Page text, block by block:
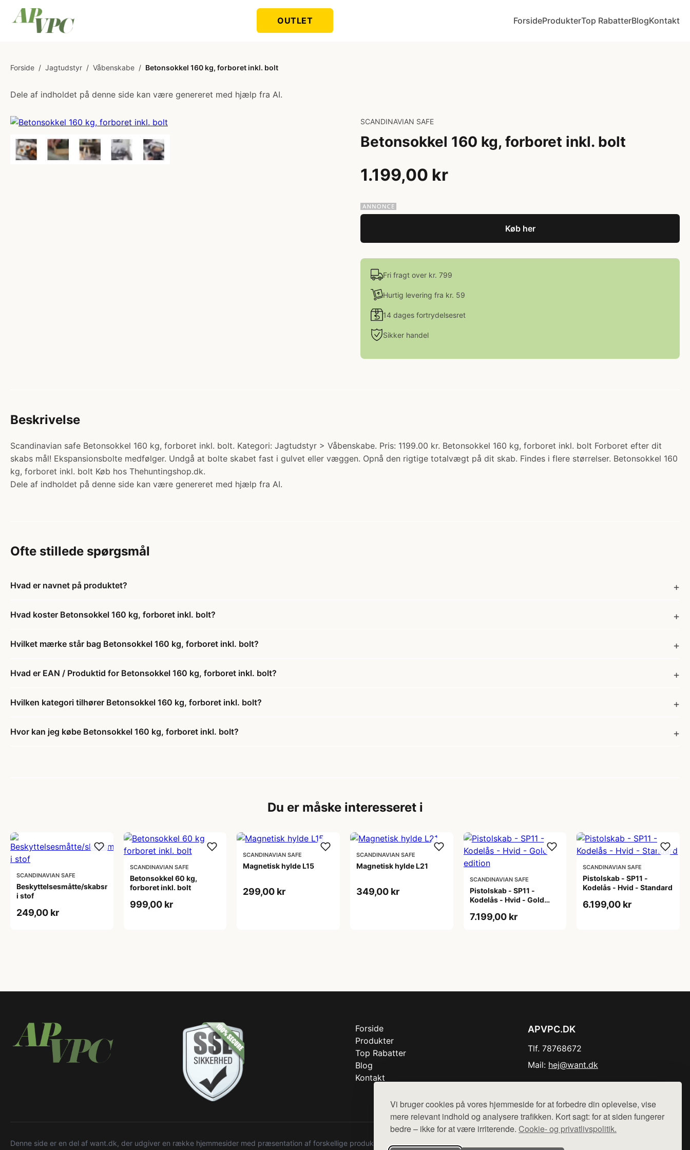
Vi bruger cookies på vores hjemmeside for at forbedre din oplevelse, vise
mere relevant indhold og analysere trafikken. Kort sagt: for at siden fungerer
bedre – ikke for at være irriterende. Cookie- og privatlivspolitik.
OUTLET ForsideProdukterTop RabatterBlogKontakt
Forside / Jagtudstyr / Våbenskabe / Betonsokkel 160 kg, forboret inkl. bolt
Dele af indholdet på denne side kan være genereret med hjælp fra AI.
SCANDINAVIAN SAFE
Betonsokkel 160 kg, forboret inkl. bolt
1.199,00 kr
Køb her
Fri fragt over kr. 799
Hurtig levering fra kr. 59
14 dages fortrydelsesret
Sikker handel
Beskrivelse
Scandinavian safe Betonsokkel 160 kg, forboret inkl. bolt. Kategori: Jagtudstyr > Våbenskabe. Pris: 1199.00 kr. Betonsokkel 160 kg, forboret inkl. bolt Forboret efter dit
skabs mål! Ekspansionsbolte medfølger. Undgå at bolte skabet fast i gulvet eller væggen. Opnå den rigtige totalvægt på dit skab. Findes i flere størrelser. Betonsokkel 160
kg, forboret inkl. bolt Køb hos Thehuntingshop.dk.
Dele af indholdet på denne side kan være genereret med hjælp fra AI.
Ofte stillede spørgsmål
Hvad er navnet på produktet?
Hvad koster Betonsokkel 160 kg, forboret inkl. bolt?
Hvilket mærke står bag Betonsokkel 160 kg, forboret inkl. bolt?
Hvad er EAN / Produktid for Betonsokkel 160 kg, forboret inkl. bolt?
Hvilken kategori tilhører Betonsokkel 160 kg, forboret inkl. bolt?
Hvor kan jeg købe Betonsokkel 160 kg, forboret inkl. bolt?
Du er måske interesseret i
SCANDINAVIAN SAFE
Beskyttelsesmåtte/skabsmåtte
i stof
249,00 kr
SCANDINAVIAN SAFE
Betonsokkel 60 kg,
forboret inkl. bolt
999,00 kr
SCANDINAVIAN SAFE
Magnetisk hylde L15
299,00 kr
SCANDINAVIAN SAFE
Magnetisk hylde L21
349,00 kr
SCANDINAVIAN SAFE
Pistolskab - SP11 -
Kodelås - Hvid - Gold
7.199,00 kr
SCANDINAVIAN SAFE
Pistolskab - SP11 -
Kodelås - Hvid - Standard
6.199,00 kr
Forside
Produkter
Top Rabatter
Blog
Kontakt
APVPC.DK
Tlf. 78768672
Mail: hej@want.dk
Denne side er en del af want.dk, der udgiver en række hjemmesider med præsentation af forskellige produkter fra diverse webshops. Der sælges ikke varer fra denne side - vi henviser til de shops,